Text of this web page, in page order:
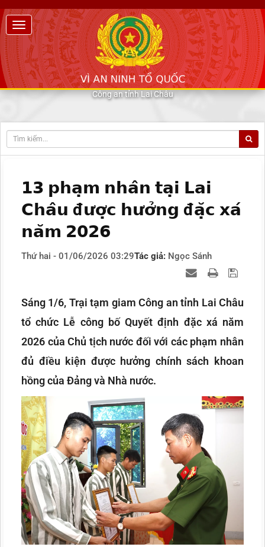
Công an tỉnh Lai Châu
𝟭𝟯 𝗽𝗵𝗮̣𝗺 𝗻𝗵𝗮̂𝗻 𝘁𝗮̣𝗶 𝗟𝗮𝗶
𝗖𝗵𝗮̂𝘂 đ𝘂̛𝗼̛̣𝗰 𝗵𝘂̛𝗼̛̉𝗻𝗴 đ𝗮̣̆𝗰 𝘅𝗮́
𝗻𝗮̆𝗺 𝟮𝟬𝟮𝟲
Thứ hai - 01/06/2026 03:29Tác giả: Ngọc Sánh
Sáng 1/6, Trại tạm giam Công an tỉnh Lai Châu
tổ chức Lễ công bố Quyết định đặc xá năm
2026 của Chủ tịch nước đối với các phạm nhân
đủ điều kiện được hưởng chính sách khoan
hồng của Đảng và Nhà nước.